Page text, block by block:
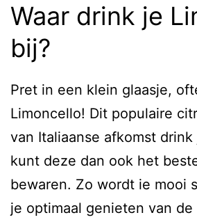
Waar drink je
bij?
Pret in een klein glaasje,
Limoncello! Dit populaire
van Italiaanse afkomst
kunt deze dan ook het
bewaren. Zo wordt ie mooi
je optimaal genieten van